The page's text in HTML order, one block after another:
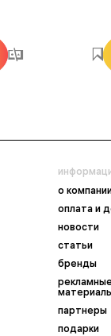
о
оплата и
новости
статьи
бренды
партнеры
подарки